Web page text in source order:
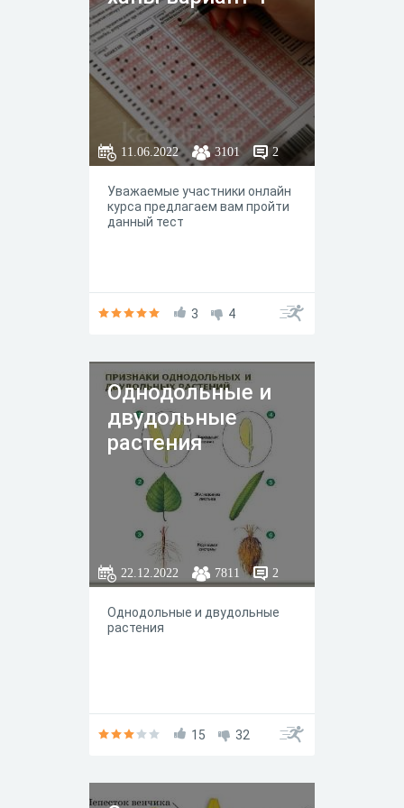
11.06.2022 3101 2
Уважаемые участники онлайн
курса предлагаем вам пройти
данный тест
3 4
Однодольные и
двудольные
растения
22.12.2022 7811 2
Однодольные и двудольные
растения ᅠ ᅠ ᅠ ᅠ ᅠ ᅠ ᅠ ᅠ ᅠ
15 32